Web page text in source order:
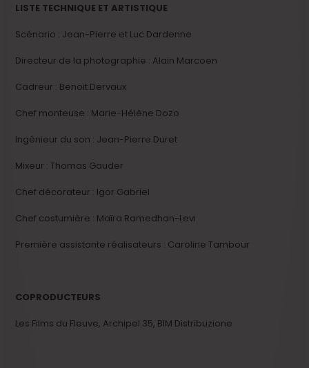
LISTE TECHNIQUE ET ARTISTIQUE
Scénario : Jean-Pierre et Luc Dardenne
Directeur de la photographie : Alain Marcoen
Cadreur : Benoit Dervaux
Chef monteuse : Marie-Hélène Dozo
Ingénieur du son : Jean-Pierre Duret
Mixeur : Thomas Gauder
Chef décorateur : Igor Gabriel
Chef costumière : Maïra Ramedhan-Levi
Première assistante réalisateurs : Caroline Tambour
COPRODUCTEURS
Les Films du Fleuve, Archipel 35, BIM Distribuzione